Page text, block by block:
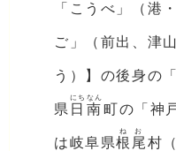
「こうべ」（港
ご」（前出、津
う）】の後身の
県 日南
にちなん
町の「神
は岐阜県根尾
ねお
村